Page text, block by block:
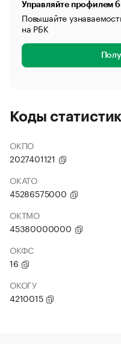
Управляйте профилем
Повышайте
на РБК
Коды
ОКПО
2027401121
ОКАТО
45286575000
ОКТМО
45380000000
ОКФС
16
ОКОГУ
4210015